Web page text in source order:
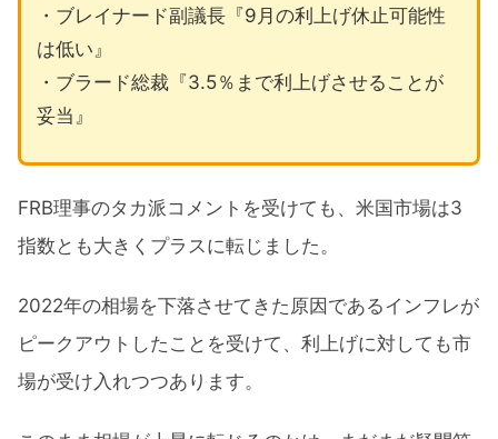
・ブレイナード副議長『9月の利上げ休止可能性
は低い』
・ブラード総裁『3.5％まで利上げさせることが
妥当』
FRB理事のタカ派コメントを受けても、米国市場は3
指数とも大きくプラスに転じました。
2022年の相場を下落させてきた原因であるインフレが
ピークアウトしたことを受けて、利上げに対しても市
場が受け入れつつあります。